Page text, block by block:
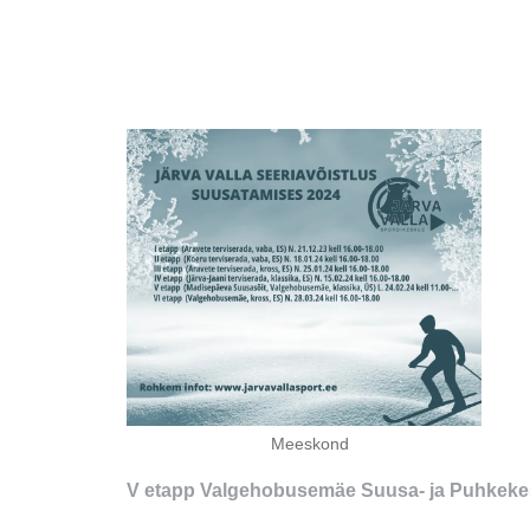
Meeskond
V etapp Valgehobusemäe Suusa- ja